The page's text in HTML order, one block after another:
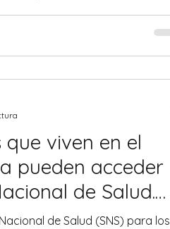
que viven en el
pueden acceder
de Salud.
de Salud (SNS) para los